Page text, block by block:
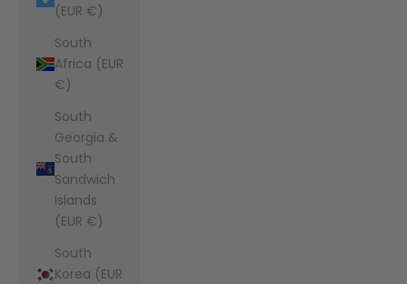
(EUR €)
South
Africa (EUR
€)
South
Georgia &
South
Sandwich
Islands
(EUR €)
South
Korea (EUR